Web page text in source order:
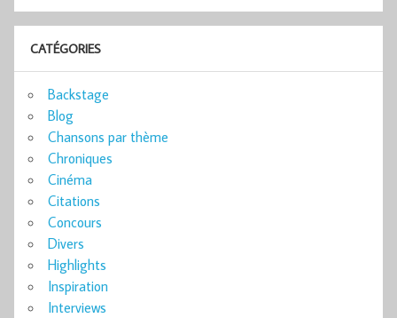
CATÉGORIES
Backstage
Blog
Chansons par thème
Chroniques
Cinéma
Citations
Concours
Divers
Highlights
Inspiration
Interviews